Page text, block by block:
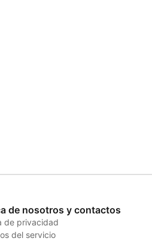
de nosotros y contactos
de privacidad
del servicio